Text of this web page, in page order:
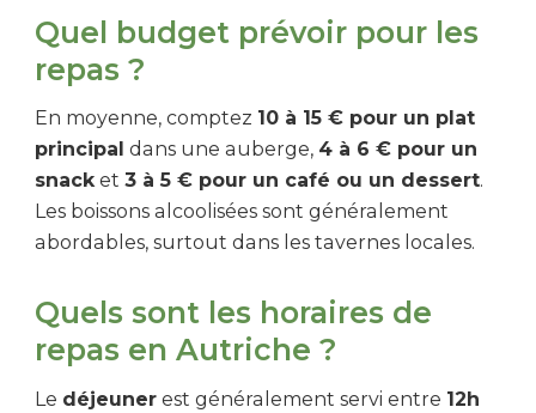
Quel budget prévoir pour les
repas ?
En moyenne, comptez 10 à 15 € pour un plat
principal dans une auberge, 4 à 6 € pour un
snacket 3 à 5 € pour un café ou un dessert.
Les boissons alcoolisées sont généralement
abordables, surtout dans les tavernes locales.
Quels sont les horaires de
repas en Autriche ?
Le déjeuner est généralement servi entre 12h